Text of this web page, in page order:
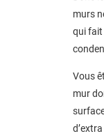
murs
qui fait
Vous
mur